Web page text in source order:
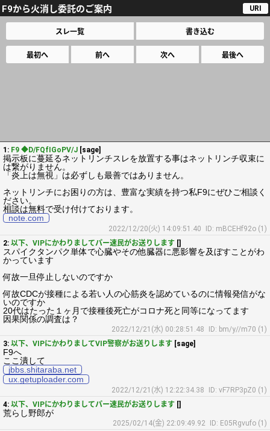
F9から火消し委託のご案内 URI
スレ一覧 書き込む
最初へ 前へ 次へ 最後へ
1: F9 ◆D/FQfIGoPV/J [sage]
掲示板に蔓延るネットリンチスレを放置する事はネットリンチ収束に
は繋がりません。
「炎上は無視」は必ずしも最善ではありません。
ネットリンチにお困りの方は、豊富な実績を持つ私F9にぜひご相談く
ださい。
相談は無料で受け付けております。
note.com
2022/12/20(火) 14:09:51.40
ID: mBCEHf92o (1)
2: 以下、VIPにかわりましてパー速民がお送りします []
スパイクタンパク単体で心臓やその他臓器に悪影響を及ぼすことがわ
かっています
何故一旦停止しないのですか
何故CDCが接種による若い人の心筋炎を認めているのに情報発信がな
いのですか
20代はたった１ヶ月で接種後死亡がコロナ死と同等になってます
因果関係の調査は？
2022/12/21(水) 00:28:51.48
ID: bm/y//m70 (1)
3: 以下、VIPにかわりましてVIP警察がお送りします [sage]
F9へ
ここ潰して
jbbs.shitaraba.net
ux.getuploader.com
2022/12/21(水) 12:22:34.38
ID: vF7RP3pZ0 (1)
4: 以下、VIPにかわりましてパー速民がお送りします []
荒らし野郎が
2025/02/14(金) 22:09:49.92
ID: E05Rgvufo (1)